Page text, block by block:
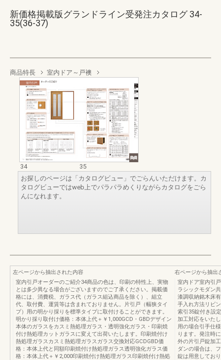
新価格掲載版グランドライン受発注カタログ 34-
35(36-37)
商品特長 室内ドア～戸襖
34
35
お探しのページは「カタログビュー」でごらんいただけます。カ
タログビューではweb上でパラパラめくりながらカタログをごら
んになれます。
左ページから抽出された内容
室内引戸オーダーのご紹介34商品の色は、印刷の特性上、実物
とは多少異なる場合がございますのでご了承ください。掲載価
格には、消費税、ガラス代（ガラス組込商品を除く）、組立
代、取付費、運賃等は含まれておりません。片引戸（幅狭タイ
プ）用の明かり採りを標準タイプに取付けることができます。
明かり採り取付け価格：本体上代＋￥1,000GCD・GBDデザイン
本体のガラスをカスミ熱処理ガラス・透明強化ガラス・印刷焼
付け熱処理カットガラスに変えて出荷いたします。印刷焼付け
熱処理ガラスカスミ熱処理ガラスガラス交換対応GCDGBD価
格：本体上代と同額印刷焼付け熱処理ガラス透明強化ガラス価
格：本体上代＋￥2,000印刷焼付け熱処理ガラス印刷焼付け熱処
右ページから抽出
室内ドア室内引
ラシックモダン
漆調収納銘木床
手入れ方法リビ
索引35錠付き設
加工対応をいた
用の場合引手仕
ります。発注時
外の片引戸錠加
ダンの場合は、
錠は用意してお